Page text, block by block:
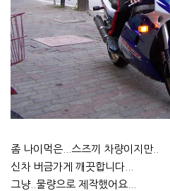
좀 나이먹은...스즈끼 차량이지만..
신차 버금가게 깨끗합니다...
그냥..물량으로 제작했어요...